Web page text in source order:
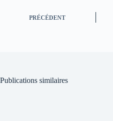
PRÉCÉDENT
Publications similaires